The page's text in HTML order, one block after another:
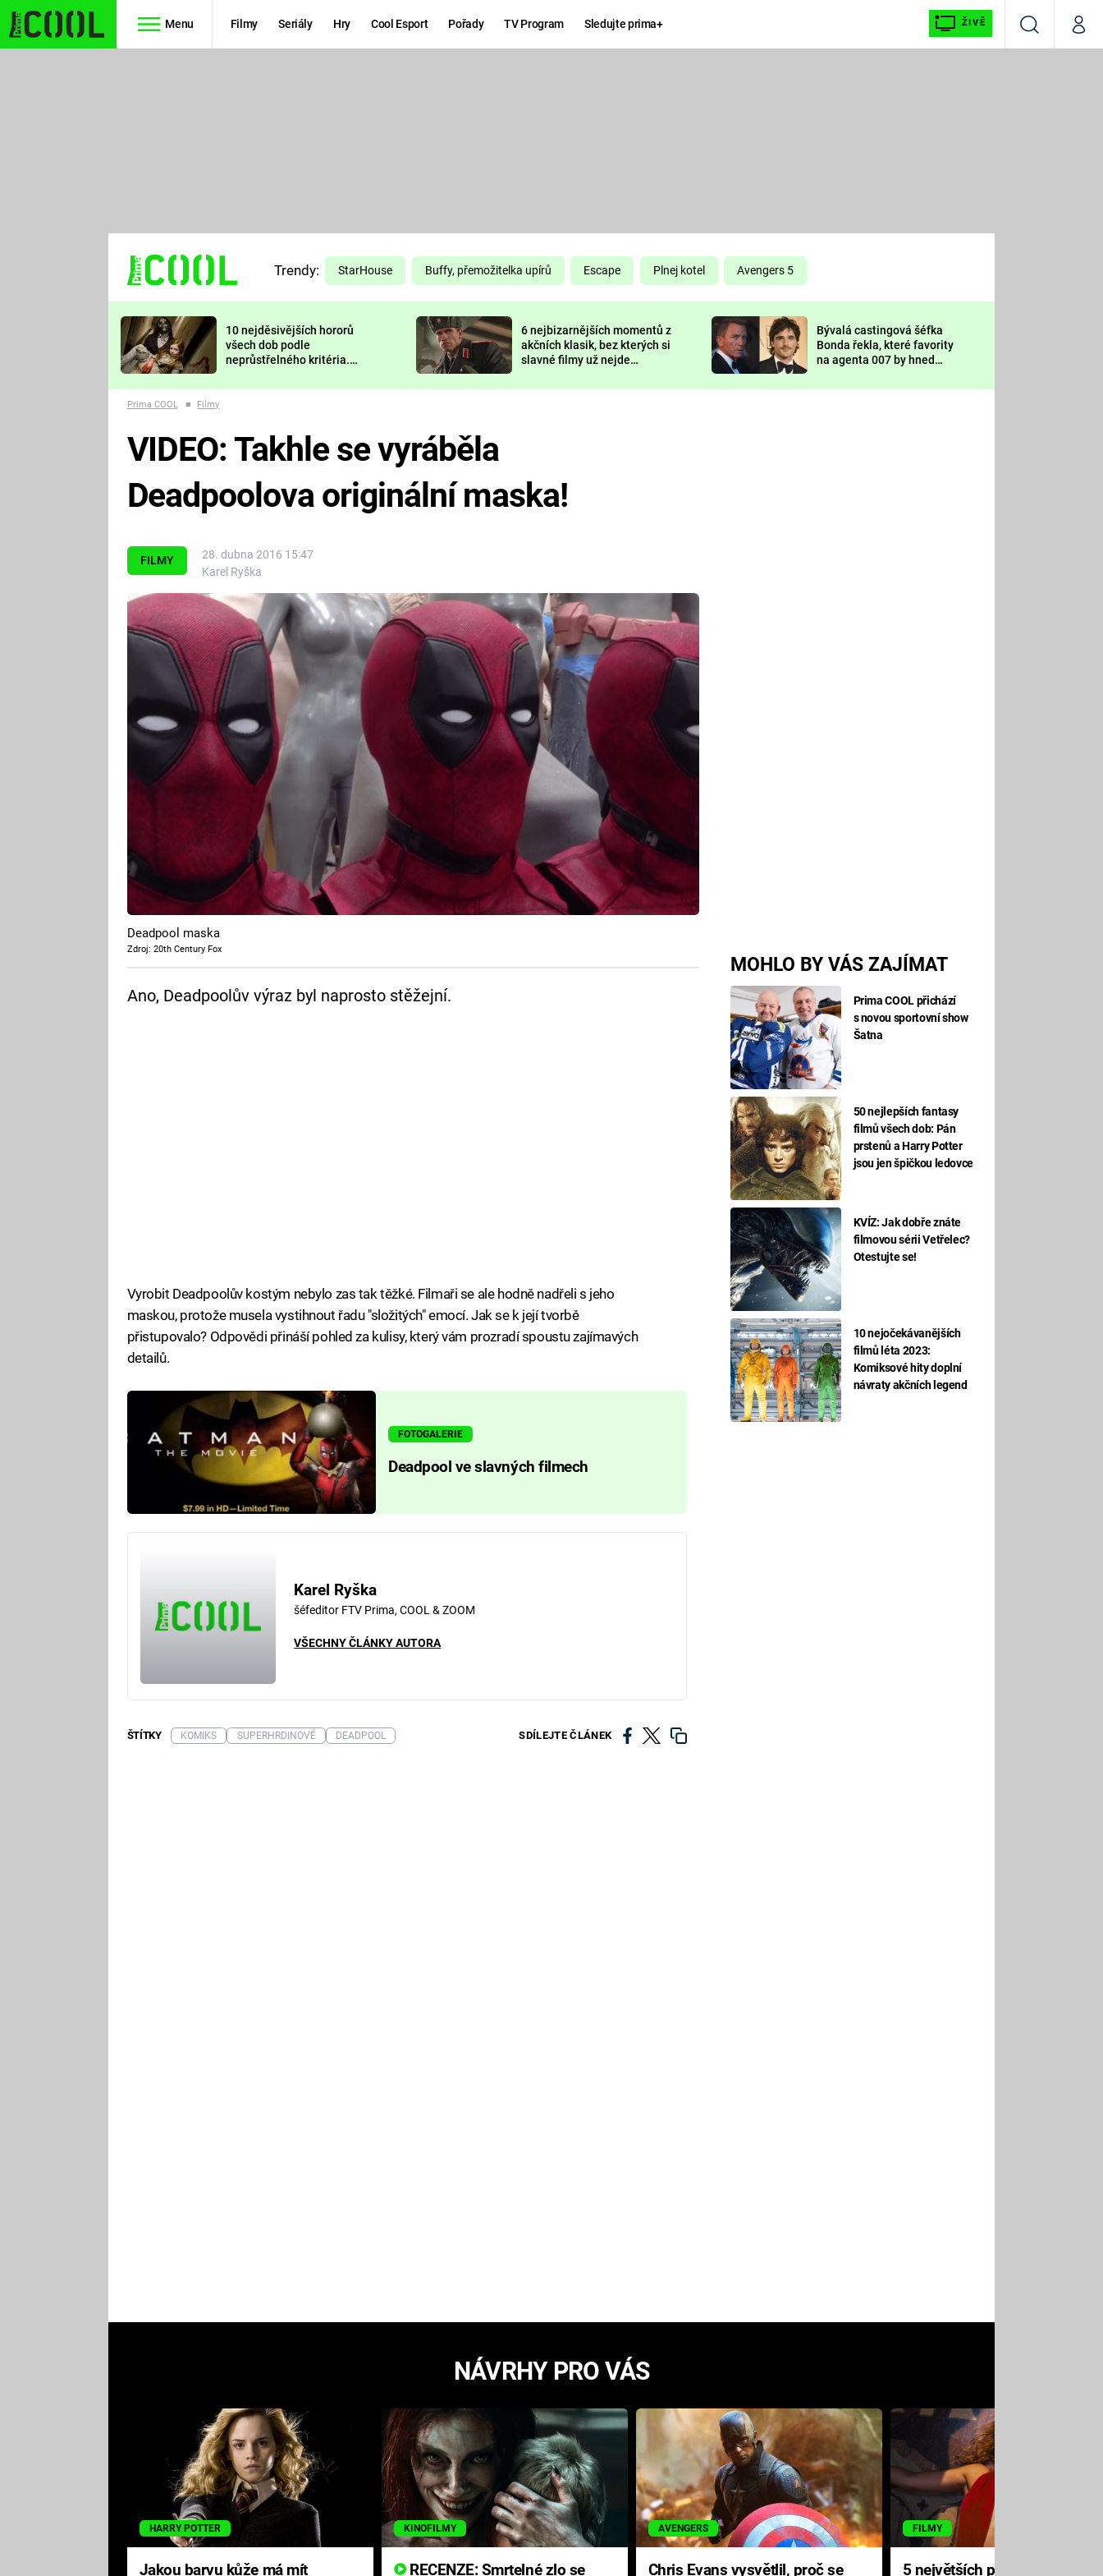
Menu Filmy Seriály Hry Cool Esport Pořady TV Program Sledujte prima+ ŽIVĚ
VyhledáváníMůj
TŘESKU
FUTURAMA
PREDÁTOR
DELIVERANCE
KOMEDIE
CHUCK
NORRIS
DEADPOOL
Prima LAJK
Sledujte nás
Trendy: StarHouse Buffy, přemožitelka upírů Escape Plnej kotel Avengers 5
10 nejděsivějších hororů
všech dob podle
neprůstřelného kritéria.
nejvíc zvednou tep?
6 nejbizarnějších momentů z
akčních klasik, bez kterých si
slavné filmy už nejde
Bývalá castingová šéfka
Bonda řekla, které favority
na agenta 007 by hned
Prima COOL ■ Filmy
FILMY
28. dubna 2016 15:47
Karel Ryška
MOHLO BY VÁS ZAJÍMAT
Prima COOL přichází
s novou sportovní show
Šatna
50 nejlepších fantasy
filmů všech dob: Pán
prstenů a Harry Potter
jsou jen špičkou ledovce
KVÍZ: Jak dobře znáte
filmovou sérii Vetřelec?
Otestujte se!
10 nejočekávanějších
filmů léta 2023:
Komiksové hity doplní
návraty akčních legend
VIDEO: Takhle se vyráběla
Deadpoolova originální maska!
Deadpool maska
Zdroj: 20th Century Fox
Ano, Deadpoolův výraz byl naprosto stěžejní.
Vyrobit Deadpoolův kostým nebylo zas tak těžké. Filmaři se ale hodně nadřeli s jeho
maskou, protože musela vystihnout řadu "složitých" emocí. Jak se k její tvorbě
přistupovalo? Odpovědi přináší pohled za kulisy, který vám prozradí spoustu zajímavých
detailů.
FOTOGALERIE
Deadpool ve slavných filmech
Karel Ryška
šéfeditor FTV Prima, COOL & ZOOM
VŠECHNY ČLÁNKY AUTORA
SDÍLEJTE ČLÁNEK
ŠTÍTKY KOMIKS SUPERHRDINOVÉ DEADPOOL
NÁVRHY PRO VÁS
HARRY POTTER
Jakou barvu kůže má mít
KINOFILMY
RECENZE: Smrtelné zlo se
AVENGERS
Chris Evans vysvětlil, proč se
FILMY
5 největších propadáků